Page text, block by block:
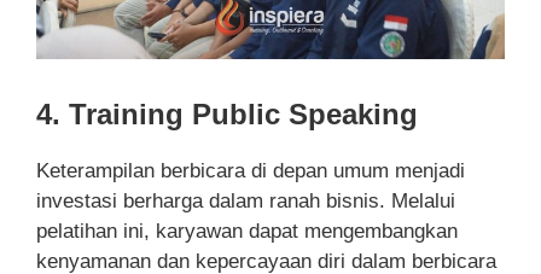
4. Training Public Speaking
Keterampilan berbicara di depan umum menjadi
investasi berharga dalam ranah bisnis. Melalui
pelatihan ini, karyawan dapat mengembangkan
kenyamanan dan kepercayaan diri dalam berbicara